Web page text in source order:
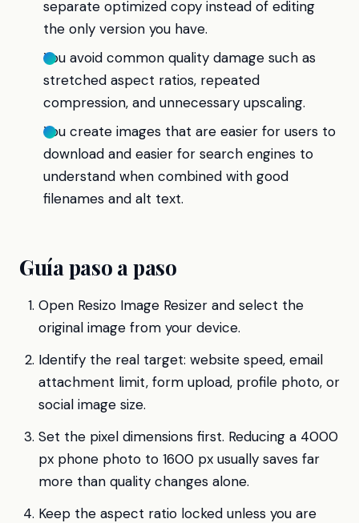
separate optimized copy instead of editing
the only version you have.
You avoid common quality damage such as
stretched aspect ratios, repeated
compression, and unnecessary upscaling.
You create images that are easier for users to
download and easier for search engines to
understand when combined with good
filenames and alt text.
Guía paso a paso
Open Resizo Image Resizer and select the
original image from your device.
Identify the real target: website speed, email
attachment limit, form upload, profile photo, or
social image size.
Set the pixel dimensions first. Reducing a 4000
px phone photo to 1600 px usually saves far
more than quality changes alone.
Keep the aspect ratio locked unless you are